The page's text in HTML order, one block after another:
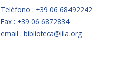
Teléfono : +39 06 68492242
Fax : +39 06 6872834
email : biblioteca@iila.org